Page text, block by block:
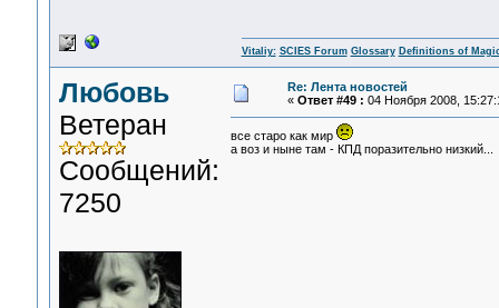
Vitaliy: SCIES Forum Glossary Definitions of
Любовь
Ветеран
Сообщений:
7250
Re: Лента новостей
« Ответ #49 : 04 Ноября 2008,
все старо как мир
а воз и ныне там - КПД поразительно низкий...